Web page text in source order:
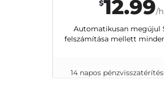
$12.99/
Automatikusan megújul
felszámítása mellett
14 napos